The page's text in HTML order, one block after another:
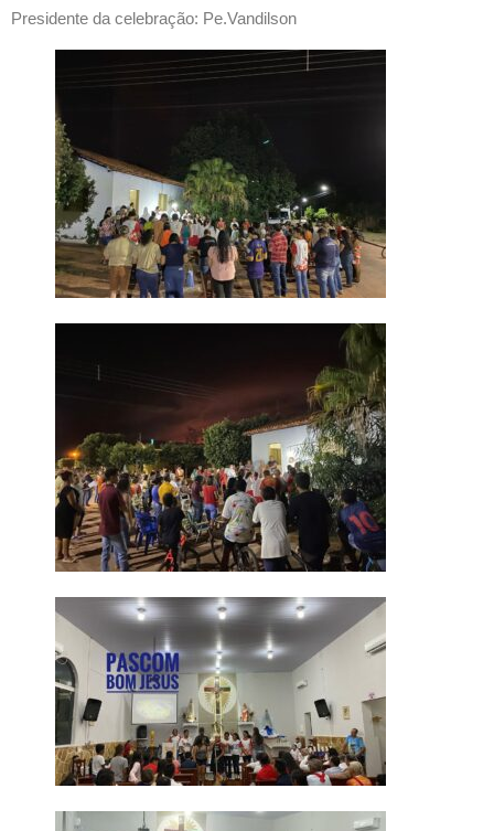
Presidente da celebração: Pe.Vandilson